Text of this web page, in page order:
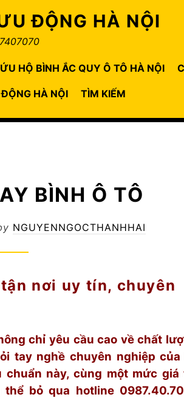
ĐỘNG HÀ NỘI
HỘ BÌNH ẮC QUY Ô TÔ HÀ NỘI
HÀ NỘI TÌM KIẾM
BÌNH Ô TÔ
NGUYENNGOCTHANHHAI
nơi uy tín, chuyên
chỉ yêu cầu cao về chất
tay nghề chuyên nghiệp
này, cùng một mức giá
bỏ qua hotline